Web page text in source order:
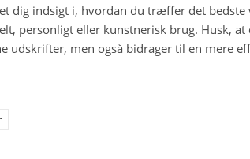
dig indsigt i, hvordan du træffer det bedste
personligt eller kunstnerisk brug. Husk,
udskrifter, men også bidrager til en mere